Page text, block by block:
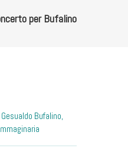
per Bufalino
Bufalino,